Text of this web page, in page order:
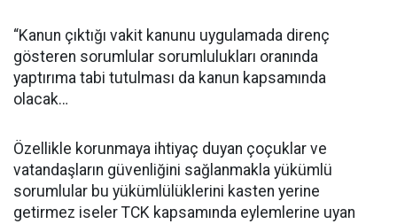
“Kanun çıktığı vakit kanunu uygulamada direnç
gösteren sorumlular sorumlulukları oranında
yaptırıma tabi tutulması da kanun kapsamında
olacak…
Özellikle korunmaya ihtiyaç duyan çoçuklar ve
vatandaşların güvenliğini sağlanmakla yükümlü
sorumlular bu yükümlülüklerini kasten yerine
getirmez iseler TCK kapsamında eylemlerine uyan